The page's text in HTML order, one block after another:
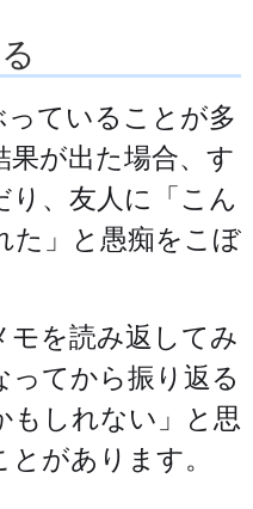
ていることが多
が出た場合、す
り、友人に「こん
た」と愚痴をこぼ
モを読み返してみ
ってから振り返る
もしれない」と思
があります。